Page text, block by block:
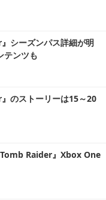
シーズンパス詳細が明
テンツも
のストーリーは15～20
Raider』Xbox One